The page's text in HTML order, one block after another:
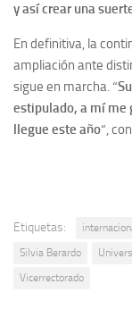
y así crear una
En definitiva, la
ampliación ante
sigue en marcha. “
estipulado, a mí me
llegue este año“,
Etiquetas:
Silvia Berardo
Vicerrectorado